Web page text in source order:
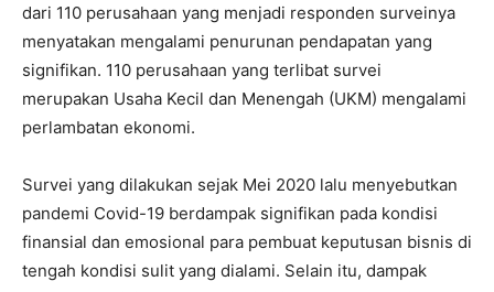
dari 110 perusahaan yang menjadi responden surveinya
menyatakan mengalami penurunan pendapatan yang
signifikan. 110 perusahaan yang terlibat survei
merupakan Usaha Kecil dan Menengah (UKM) mengalami
perlambatan ekonomi.
Survei yang dilakukan sejak Mei 2020 lalu menyebutkan
pandemi Covid-19 berdampak signifikan pada kondisi
finansial dan emosional para pembuat keputusan bisnis di
tengah kondisi sulit yang dialami. Selain itu, dampak